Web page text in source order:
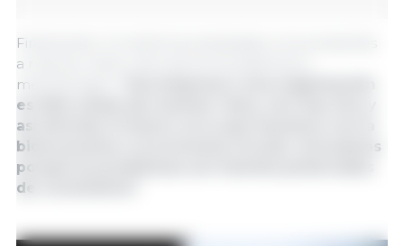
Finalmente, Cornella ha emplazado a los presentes
a resolver estos retos de forma sistémica y
metodológica: “
es feliz a base de resolver retos, uno tras otro y
así afrontar el futuro; es lo que hacemos con la
bioeconomía o la economía circular, innovamos
porqué los problemas son fuentes potenciales
de crecimiento”